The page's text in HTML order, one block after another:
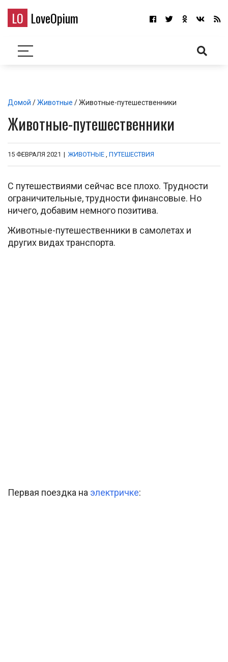
LO LoveOpium
Домой /Животные / Животные-путешественники
Животные-путешественники
15 ФЕВРАЛЯ 2021 | ЖИВОТНЫЕ , ПУТЕШЕСТВИЯ
С путешествиями сейчас все плохо. Трудности
ограничительные, трудности финансовые. Но
ничего, добавим немного позитива.
Животные-путешественники в самолетах и
других видах транспорта.
Первая поездка на электричке: